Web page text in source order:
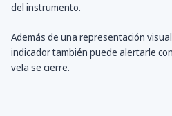
del instrumento.
Además de una representación
indicador también puede alertarle
vela se cierre.